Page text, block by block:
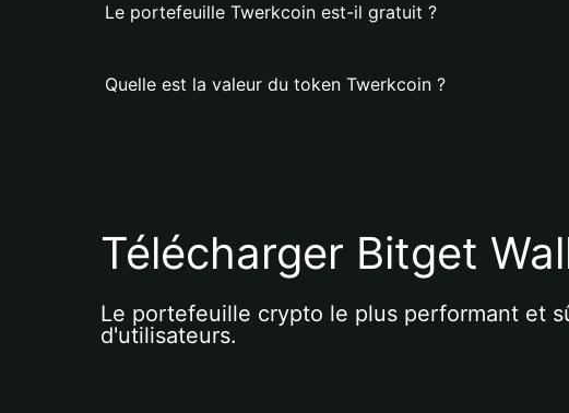
Le portefeuille Twerkcoin est-il gratuit ?
Quelle est la valeur du token Twerkcoin ?
Télécharger Bitget
Le portefeuille crypto le plus performant et
d'utilisateurs.